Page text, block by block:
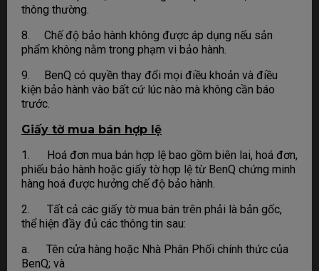
thông thường.
8. Chế độ bảo hành không được áp dụng nếu sản
phẩm không nằm trong phạm vi bảo hành.
9. BenQ có quyền thay đổi mọi điều khoản và điều
kiện bảo hành vào bất cứ lúc nào mà không cần báo
trước.
Giấy tờ mua bán hợp lệ
1. Hoá đơn mua bán hợp lệ bao gồm biên lai, hoá đơn,
phiếu bảo hành hoặc giấy tờ hợp lệ từ BenQ chứng minh
hàng hoá được hưởng chế độ bảo hành.
2. Tất cả các giấy tờ mua bán trên phải là bản gốc,
thể hiện đầy đủ các thông tin sau:
a. Tên cửa hàng hoặc Nhà Phân Phối chính thức của
BenQ; và